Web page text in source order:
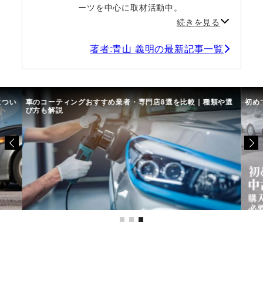
ーツを中心に取材活動中。
続きを見る
著者:青山 義明の最新記事一覧
い 車のコーティングおすすめ業者・専門店8選を比較｜種類や選
び方も解説
初め